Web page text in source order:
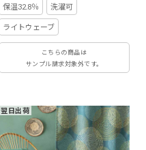
保温32.8％ 洗濯可
ライトウェーブ
こちらの商品は
サンプル請求対象外です。
翌日出荷